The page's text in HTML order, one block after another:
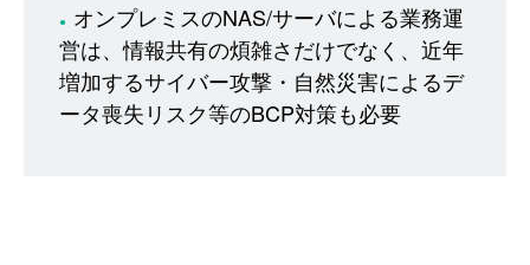
● オンプレミスのNAS/サーバによる業務運
営は、情報共有の煩雑さだけでなく、近年
増加するサイバー攻撃・自然災害によるデ
ータ喪失リスク等のBCP対策も必要